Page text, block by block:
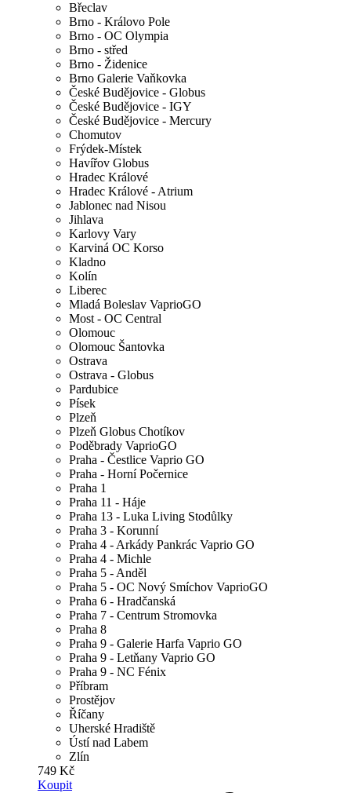
Břeclav
Brno - Královo Pole
Brno - OC Olympia
Brno - střed
Brno - Židenice
Brno Galerie Vaňkovka
České Budějovice - Globus
České Budějovice - IGY
České Budějovice - Mercury
Chomutov
Frýdek-Místek
Havířov Globus
Hradec Králové
Hradec Králové - Atrium
Jablonec nad Nisou
Jihlava
Karlovy Vary
Karviná OC Korso
Kladno
Kolín
Liberec
Mladá Boleslav VaprioGO
Most - OC Central
Olomouc
Olomouc Šantovka
Ostrava
Ostrava - Globus
Pardubice
Písek
Plzeň
Plzeň Globus Chotíkov
Poděbrady VaprioGO
Praha - Čestlice Vaprio GO
Praha - Horní Počernice
Praha 1
Praha 11 - Háje
Praha 13 - Luka Living Stodůlky
Praha 3 - Korunní
Praha 4 - Arkády Pankrác Vaprio GO
Praha 4 - Michle
Praha 5 - Anděl
Praha 5 - OC Nový Smíchov VaprioGO
Praha 6 - Hradčanská
Praha 7 - Centrum Stromovka
Praha 8
Praha 9 - Galerie Harfa Vaprio GO
Praha 9 - Letňany Vaprio GO
Praha 9 - NC Fénix
Příbram
Prostějov
Říčany
Uherské Hradiště
Ústí nad Labem
Zlín
749 Kč
Koupit